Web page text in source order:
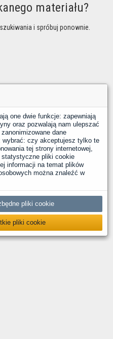
materiału?
i spróbuj ponownie.
one dwie funkcje: zapewniają
oraz pozwalają nam ulepszać
dane
czy akceptujesz tylko te
tej strony internetowej,
statystyczne pliki cookie
informacji na temat plików
można znaleźć w
pliki cookie
pliki cookie